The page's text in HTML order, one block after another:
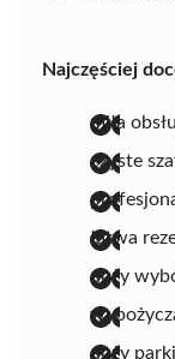
Najczęściej
miła
czyste
łatwa
duży
duży